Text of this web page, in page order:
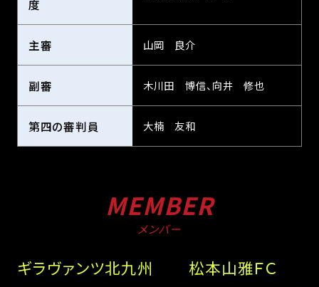
度
主審 山岡 良介
副審 木川田 博信、向井 修也
第四の審判員 大楠 友和
MEMBER
メンバー
ギラヴァンツ北九州 松本山雅ＦＣ